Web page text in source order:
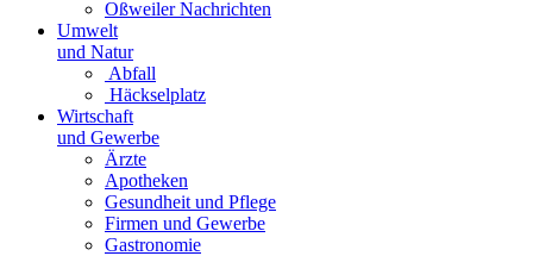
Oßweiler Nachrichten
Umwelt
und Natur
Abfall
Häckselplatz
Wirtschaft
und Gewerbe
Ärzte
Apotheken
Gesundheit und Pflege
Firmen und Gewerbe
Gastronomie